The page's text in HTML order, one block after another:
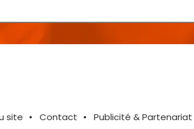
site Contact Publicité & Partenariat